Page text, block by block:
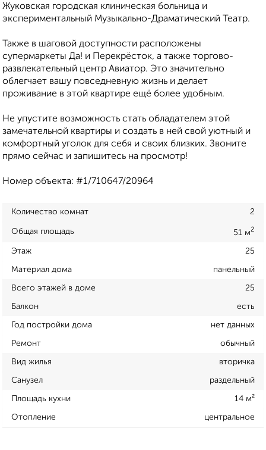
Жуковская городская клиническая больница и
экспериментальный Музыкально-Драматический Театр.
Также в шаговой доступности расположены
супермаркеты Да! и Перекрёсток, а также торгово-
развлекательный центр Авиатор. Это значительно
облегчает вашу повседневную жизнь и делает
проживание в этой квартире ещё более удобным.
Не упустите возможность стать обладателем этой
замечательной квартиры и создать в ней свой уютный и
комфортный уголок для себя и своих близких. Звоните
прямо сейчас и запишитесь на просмотр!
Номер объекта: #1/710647/20964
Количество комнат 2
Общая площадь 51 м2
Этаж 25
Материал дома панельный
Всего этажей в доме 25
Балкон есть
Год постройки дома нет данных
Ремонт обычный
Вид жилья вторичка
Санузел раздельный
Площадь кухни 14 м²
Отопление центральное